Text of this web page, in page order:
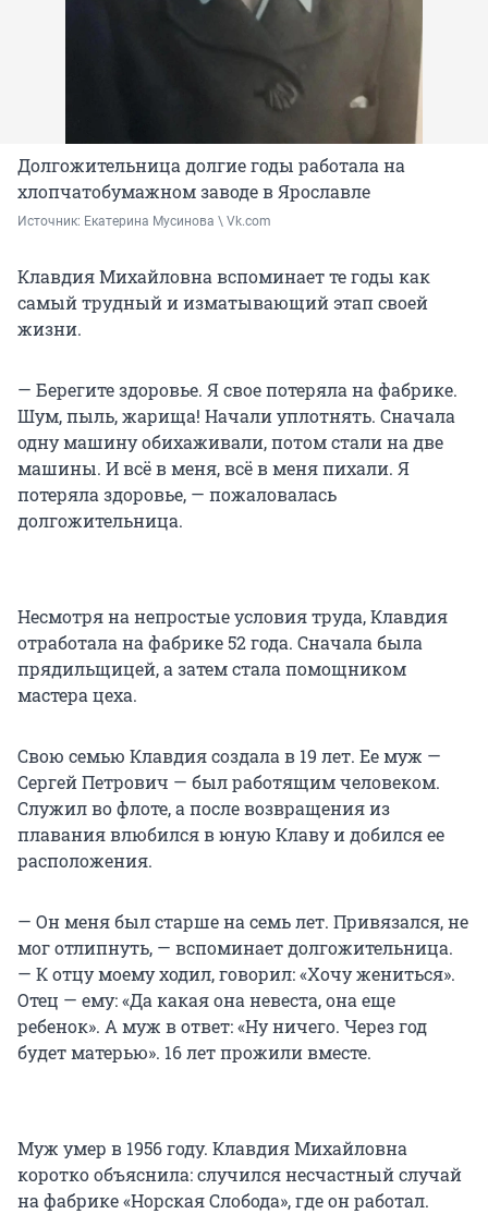
Долгожительница долгие годы работала на
хлопчатобумажном заводе в Ярославле
Источник: Екатерина Мусинова \ Vk.com
Клавдия Михайловна вспоминает те годы как
самый трудный и изматывающий этап своей
жизни.
— Берегите здоровье. Я свое потеряла на фабрике.
Шум, пыль, жарища! Начали уплотнять. Сначала
одну машину обихаживали, потом стали на две
машины. И всё в меня, всё в меня пихали. Я
потеряла здоровье, — пожаловалась
долгожительница.
Несмотря на непростые условия труда, Клавдия
отработала на фабрике 52 года. Сначала была
прядильщицей, а затем стала помощником
мастера цеха.
Свою семью Клавдия создала в 19 лет. Ее муж —
Сергей Петрович — был работящим человеком.
Служил во флоте, а после возвращения из
плавания влюбился в юную Клаву и добился ее
расположения.
— Он меня был старше на семь лет. Привязался, не
мог отлипнуть, — вспоминает долгожительница.
— К отцу моему ходил, говорил: «Хочу жениться».
Отец — ему: «Да какая она невеста, она еще
ребенок». А муж в ответ: «Ну ничего. Через год
будет матерью». 16 лет прожили вместе.
Муж умер в 1956 году. Клавдия Михайловна
коротко объяснила: случился несчастный случай
на фабрике «Норская Слобода», где он работал.